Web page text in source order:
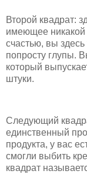
Второй квадрат:
имеющее никакой
счастью, вы
попросту глупы.
который
штуки.
Следующий
единственный
продукта, у вас
смогли выбить
квадрат